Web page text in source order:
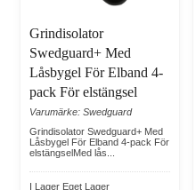
Grindisolator
Swedguard+ Med
Låsbygel För Elband 4-
pack För elstängsel
Varumärke: Swedguard
Grindisolator Swedguard+ Med
Låsbygel För Elband 4-pack För
elstängselMed lås...
I Lager Eget Lager